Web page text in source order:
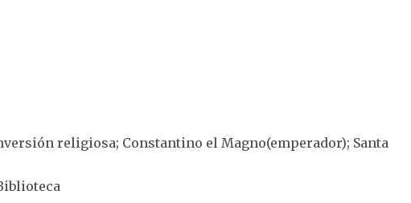
religiosa; Constantino el Magno(emperador); Santa